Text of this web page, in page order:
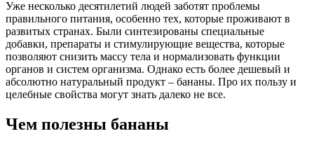
Уже несколько десятилетий людей заботят проблемы
правильного питания, особенно тех, которые проживают в
развитых странах. Были синтезированы специальные
добавки, препараты и стимулирующие вещества, которые
позволяют снизить массу тела и нормализовать функции
органов и систем организма. Однако есть более дешевый и
абсолютно натуральный продукт – бананы. Про их пользу и
целебные свойства могут знать далеко не все.
Чем полезны бананы